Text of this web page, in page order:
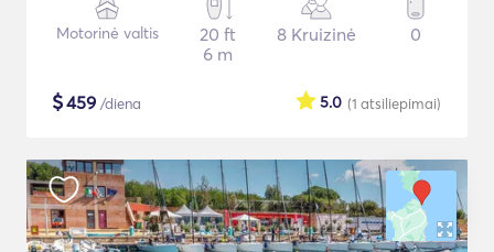
Motorinė valtis
20 ft
6 m
8 Kruizinė 0
$459 /diena (1 atsiliepimai)
5.0